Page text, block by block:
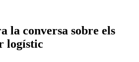
la conversa sobre els
logístic